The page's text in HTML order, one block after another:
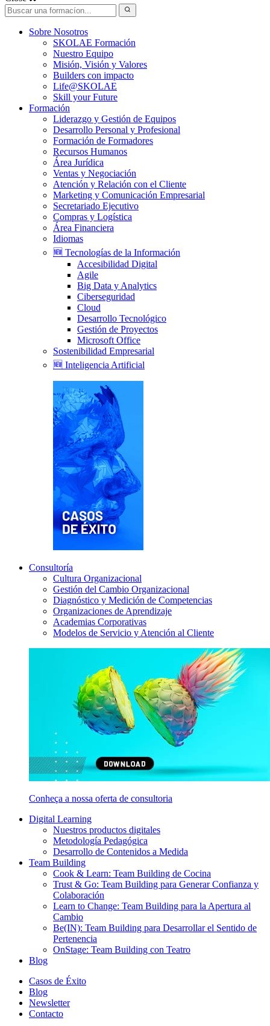
Sobre Nosotros
SKOLAE Formación
Nuestro Equipo
Misión, Visión y Valores
Builders con impacto
Life@SKOLAE
Skill your Future
Formación
Liderazgo y Gestión de Equipos
Desarrollo Personal y Profesional
Formación de Formadores
Recursos Humanos
Área Jurídica
Ventas y Negociación
Atención y Relación con el Cliente
Marketing y Comunicación Empresarial
Secretariado Ejecutivo
Compras y Logística
Área Financiera
Idiomas
🆕 Tecnologías de la Información
Accesibilidad Digital
Agile
Big Data y Analytics
Ciberseguridad
Cloud
Desarrollo Tecnológico
Gestión de Proyectos
Microsoft Office
Sostenibilidad Empresarial
🆕 Inteligencia Artificial
Consultoría
Cultura Organizacional
Gestión del Cambio Organizacional
Diagnóstico y Medición de Competencias
Organizaciones de Aprendizaje
Academias Corporativas
Modelos de Servicio y Atención al Cliente
Conheça a nossa oferta de consultoria
Digital Learning
Nuestros productos digitales
Metodología Pedagógica
Desarrollo de Contenidos a Medida
Team Building
Cook & Learn: Team Building de Cocina
Trust & Go: Team Building para Generar Confianza y
Colaboración
Learn to Change: Team Building para la Apertura al
Cambio
Be(IN): Team Building para Desarrollar el Sentido de
Pertenencia
OnStage: Team Building con Teatro
Blog
Casos de Éxito
Blog
Newsletter
Contacto